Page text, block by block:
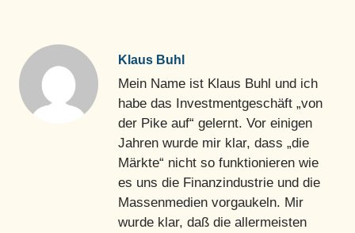
Klaus Buhl
Mein Name ist Klaus Buhl und ich
habe das Investmentgeschäft „von
der Pike auf“ gelernt. Vor einigen
Jahren wurde mir klar, dass „die
Märkte“ nicht so funktionieren wie
es uns die Finanzindustrie und die
Massenmedien vorgaukeln. Mir
wurde klar, daß die allermeisten